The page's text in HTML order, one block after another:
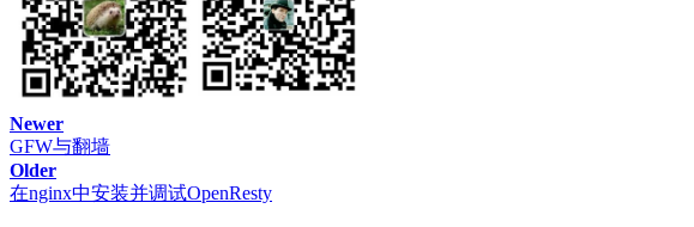
其实，到这里，整个配置就结束了。接下来我们简单解释一下。
上面的定时任务是每天夜里1点钟删除2天（48h）之前的image。
具体的操作时间，具体的image保留时间，可以根据自己的情况修改。
Newer
GFW与翻墙
Older
在nginx中安装并调试OpenResty